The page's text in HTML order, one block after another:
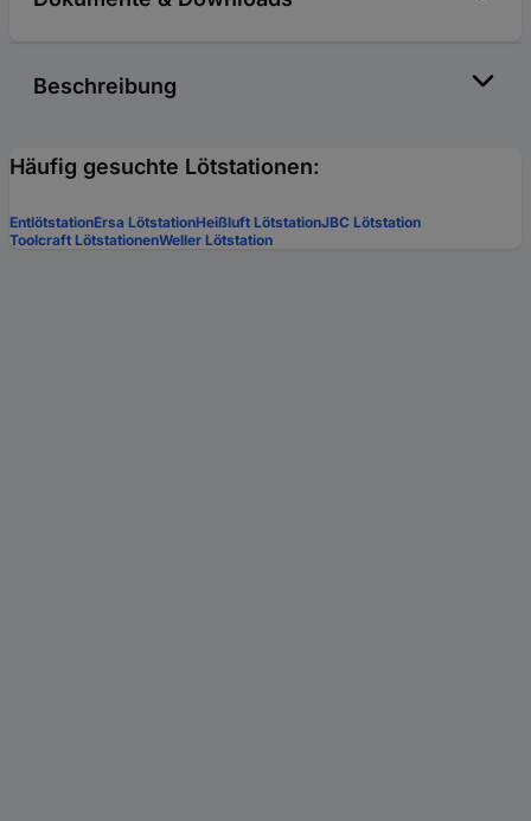
Beschreibung
Häufig gesuchte Lötstationen:
EntlötstationErsa LötstationHeißluft LötstationJBC Lötstation
Toolcraft LötstationenWeller Lötstation